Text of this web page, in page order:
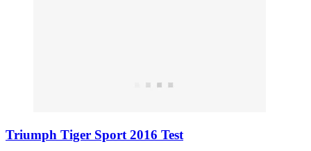
Triumph Tiger Sport 2016 Test